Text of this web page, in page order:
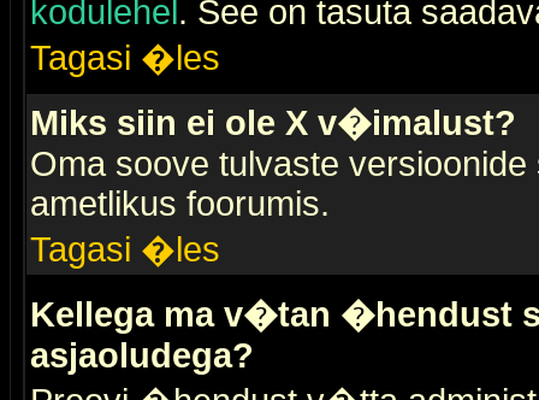
kodulehel. See on tasuta
Tagasi �les
Miks siin ei ole X v�imalust?
Oma soove tulvaste
ametlikus foorumis.
Tagasi �les
Kellega ma v�tan �hendust
asjaoludega?